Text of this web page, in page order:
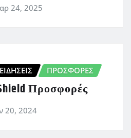
24, 2025
ΕΙΔΗΣΕΙΣ ΠΡΟΣΦΟΡΈΣ
Προσφορές
20, 2024